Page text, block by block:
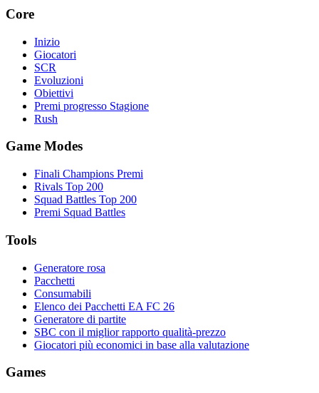
Core
Inizio
Giocatori
SCR
Evoluzioni
Obiettivi
Premi progresso Stagione
Rush
Game Modes
Finali Champions Premi
Rivals Top 200
Squad Battles Top 200
Premi Squad Battles
Tools
Generatore rosa
Pacchetti
Consumabili
Elenco dei Pacchetti EA FC 26
Generatore di partite
SBC con il miglior rapporto qualità-prezzo
Giocatori più economici in base alla valutazione
Games